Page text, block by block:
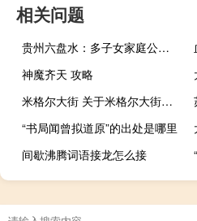
相关问题
贵州六盘水：多子女家庭公积金贷款额上浮结清再贷首付按首次贷款算
神魔齐天 攻略
米格尔大街 关于米格尔大街的介绍
“书局闻曾拟道原”的出处是哪里
间歇沸腾词语接龙怎么接